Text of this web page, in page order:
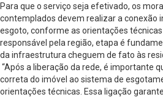
Para que o serviço seja efetivado, os
contemplados devem realizar a conexão
esgoto, conforme as orientações
responsável pela região, etapa é
da infraestrutura cheguem de fato às
“Após a liberação da rede, é importante
correta do imóvel ao sistema de
orientações técnicas. Essa ligação